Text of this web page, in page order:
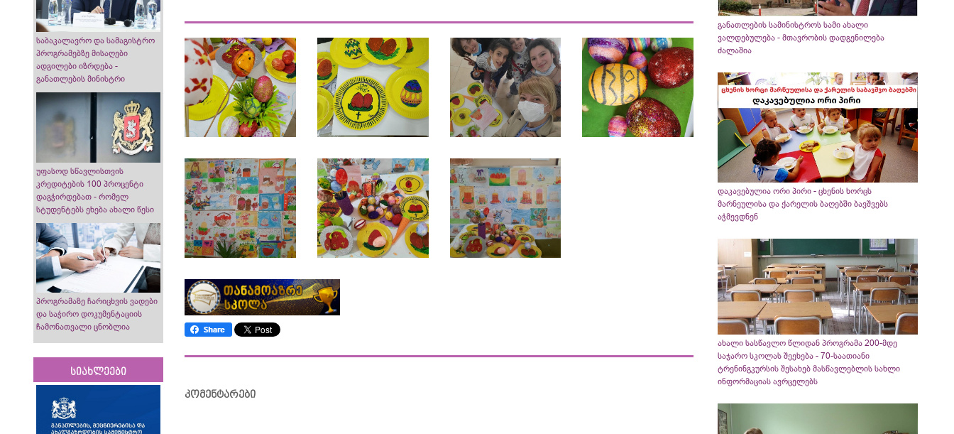
საბაკალავრო და სამაგისტრო
პროგრამებზე მისაღები
ადგილები იზრდება -
განათლების მინისტრი
უფასოდ სწავლისთვის
კრედიტების 100 პროცენტი
დაგჭირდებათ - რომელ
სტუდენტებს ეხება ახალი წესი
პროგრამაზე ჩარიცხვის ვადები
და საჭირო დოკუმენტაციის
ჩამონათვალი ცნობლია
სიახლეები
კომენტარები
განათლების სამინისტროს სამი ახალი
ვალდებულება - მთავრობის დადგენილება
ძალაშია
დაკავებულია ორი პირი - ცხენის ხორცს
მარნეულისა და ქარელის ბაღებში ბავშვებს
აჭმევდნენ
ახალი სასწავლო წლიდან პროგრამა 200-მდე
საჯარო სკოლას შეეხება - 70-საათიანი
ტრენინგკურსის შესახებ მასწავლებლის სახლი
ინფორმაციას ავრცელებს